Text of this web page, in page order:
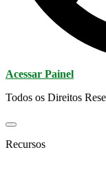
Acessar Painel
Todos os Direitos
Recursos